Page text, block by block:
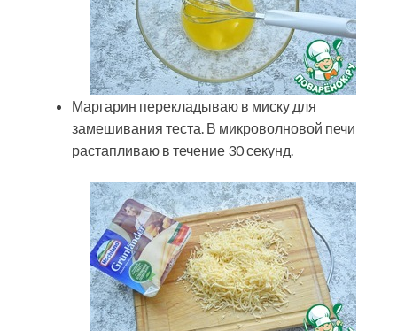
Маргарин перекладываю в миску для
замешивания теста. В микроволновой печи
растапливаю в течение 30 секунд.